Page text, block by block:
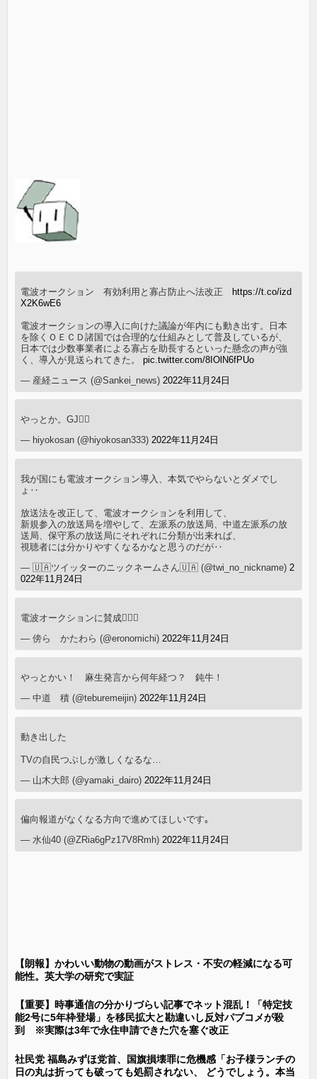
電波オークション 有効利用と寡占防止へ法改正
https://t.co/izd
X2K6wE6
電波オークションの導入に向けた議論が年内にも動き出す。日本
を除くＯＥＣＤ諸国では合理的な仕組みとして普及しているが、
日本では少数事業者による寡占を助長するといった懸念の声が強
く、導入が見送られてきた。pic.twitter.com/8IOlN6fPUo
— 産経ニュース (@Sankei_news) 2022年11月24日
やっとか。GJ👍🏻
— hiyokosan (@hiyokosan333) 2022年11月24日
我が国にも電波オークション導入、本気でやらないとダメでし
ょ‥
放送法を改正して、電波オークションを利用して、
新規参入の放送局を増やして、左派系の放送局、中道左派系の放
送局、保守系の放送局にそれぞれに分類が出来れば、
視聴者には分かりやすくなるかなと思うのだが‥
— 🇺🇦ツイッターのニックネームさん🇺🇦 (@twi_no_nickname) 2
022年11月24日
電波オークションに賛成🙋🏻‍♂️
— 傍ら かたわら (@eronomichi) 2022年11月24日
やっとかい！ 麻生発言から何年経つ？ 鈍牛！
— 中道 積 (@teburemeijin) 2022年11月24日
動き出した
TVの自民つぶしが激しくなるな…
— 山木大郎 (@yamaki_dairo) 2022年11月24日
偏向報道がなくなる方向で進めてほしいです｡
— 水仙40 (@ZRia6gPz17V8Rmh) 2022年11月24日
【朗報】かわいい動物の動画がストレス・不安の軽減になる可
能性。英大学の研究で実証
【重要】時事通信の分かりづらい記事でネット混乱！「特定技
能2号に5年枠登場」を移民拡大と勘違いし反対パブコメが殺
到 ※実際は3年で永住申請できた穴を塞ぐ改正
社民党 福島みずほ党首、国旗損壊罪に危機感「お子様ランチの
日の丸は折っても破っても処罰されない、 どうでしょう。本当